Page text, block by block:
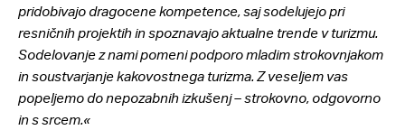
pridobivajo dragocene kompetence, saj sodelujejo pri
resničnih projektih in spoznavajo aktualne trende v turizmu.
Sodelovanje z nami pomeni podporo mladim strokovnjakom
in soustvarjanje kakovostnega turizma. Z veseljem vas
popeljemo do nepozabnih izkušenj – strokovno, odgovorno
in s srcem.«